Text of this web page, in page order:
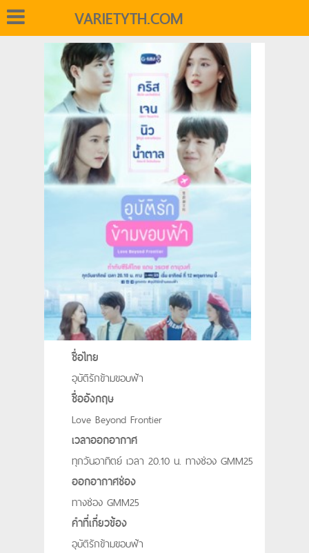
VARIETYTH.COM
ชื่อไทย
อุบัติรักข้ามขอบฟ้า
ชื่ออังกฤษ
Love Beyond Frontier
เวลาออกอากาศ
ทุกวันอาทิตย์ เวลา 20.10 น. ทางช่อง GMM25
ออกอากาศช่อง
ทางช่อง GMM25
คำที่เกี่ยวข้อง
อุบัติรักข้ามขอบฟ้า